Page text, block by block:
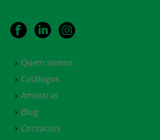
Quem somos
Catálogos
Amostras
Blog
Contactos